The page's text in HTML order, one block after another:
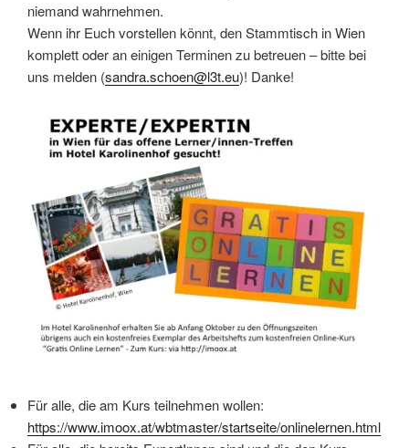
niemand wahrnehmen.
Wenn ihr Euch vorstellen könnt, den Stammtisch in Wien
komplett oder an einigen Terminen zu betreuen – bitte bei
uns melden (sandra.schoen@l3t.eu)! Danke!
Für alle, die am Kurs teilnehmen wollen:
https://www.imoox.at/wbtmaster/startseite/onlinelernen.html